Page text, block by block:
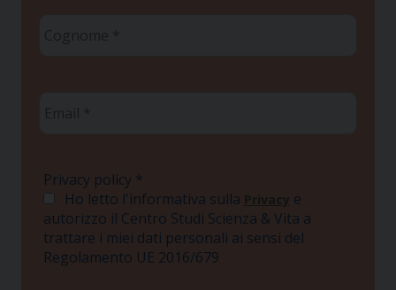
Privacy policy *
Ho letto l'informativa sulla Privacy e
autorizzo il Centro Studi Scienza & Vita a
trattare i miei dati personali ai sensi del
Regolamento UE 2016/679